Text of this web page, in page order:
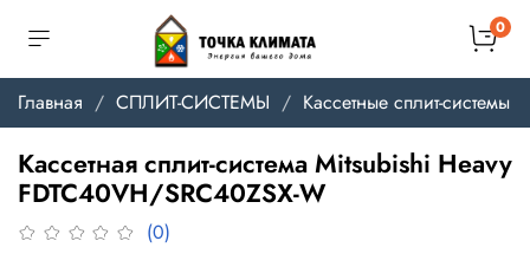
0
Главная СПЛИТ-СИСТЕМЫ Кассетные сплит-системы
Кассетная сплит-система Mitsubishi Heavy
FDTC40VH/SRC40ZSX-W
(0)